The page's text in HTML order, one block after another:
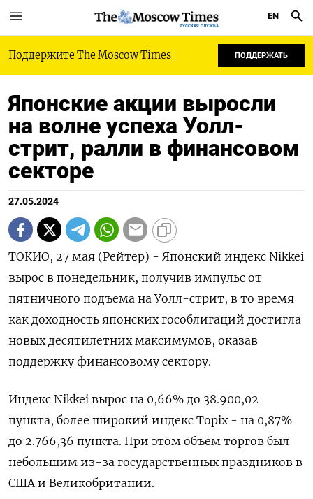
РУССКАЯ СЛУЖБА
EN
Поддержите The Moscow Times ПОДДЕРЖАТЬ
Японские акции выросли
на волне успеха Уолл-
стрит, ралли в финансовом
секторе
27.05.2024
ТОКИО, 27 мая (Рейтер) - Японский индекс Nikkei
вырос в понедельник, получив импульс от
пятничного подъема на Уолл-стрит, в то время
как доходность японских гособлигаций достигла
новых десятилетних максимумов, оказав
поддержку финансовому сектору.
Индекс Nikkei вырос на 0,66% до 38.900,02
пункта, более широкий индекс Topix - на 0,87%
до 2.766,36 пункта. При этом объем торгов был
небольшим из-за государственных праздников в
США и Великобритании.